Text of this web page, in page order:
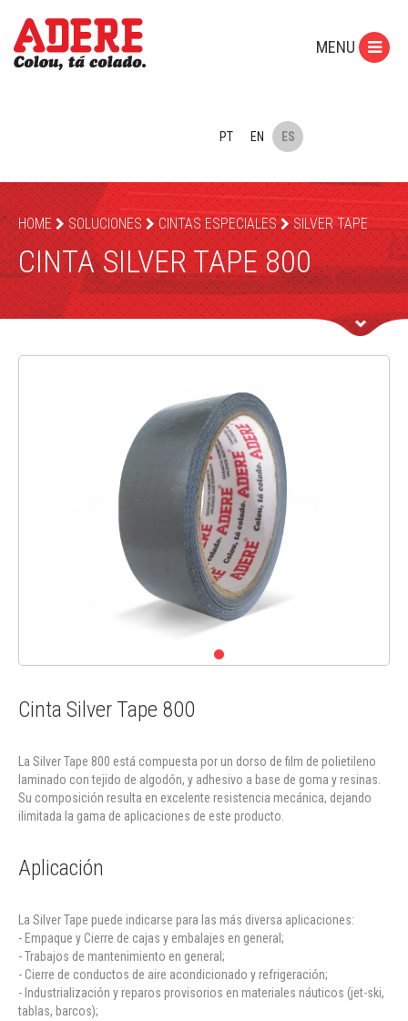
PT EN ES
MENU
HOME SOLUCIONES CINTAS ESPECIALES SILVER TAPE
CINTA SILVER TAPE 800
Cinta Silver Tape 800
La Silver Tape 800 está compuesta por un dorso de film de polietileno
laminado con tejido de algodón, y adhesivo a base de goma y resinas.
Su composición resulta en excelente resistencia mecánica, dejando
ilimitada la gama de aplicaciones de este producto.
Aplicación
La Silver Tape puede indicarse para las más diversa aplicaciones:
- Empaque y Cierre de cajas y embalajes en general;
- Trabajos de mantenimiento en general;
- Cierre de conductos de aire acondicionado y refrigeración;
- Industrialización y reparos provisorios en materiales náuticos (jet-ski,
tablas, barcos);